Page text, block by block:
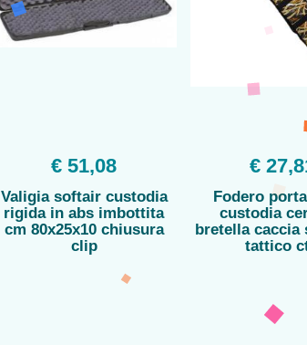
€ 51,08
Valigia softair custodia
rigida in abs imbottita
cm 80x25x10 chiusura
clip
€
Fodero
custodia
bretella caccia
tattico